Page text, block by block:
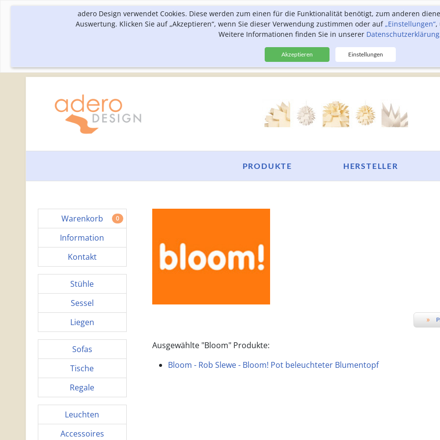
adero Design verwendet Cookies. Diese werden zum einen für die Funktionalität benötigt, zum anderen
Auswertung. Klicken Sie auf „Akzeptieren“, wenn Sie dieser Verwendung zustimmen oder auf„Einstellungen“,
Weitere Informationen finden Sie in unserer Datenschutzerklärung
Akzeptieren Einstellungen
HERSTELLER
PRODUKTE
Warenkorb 0
Information
Kontakt
Stühle
Sessel
Liegen
Sofas
Tische
Regale
Leuchten
Accessoires
»
Ausgewählte "Bloom" Produkte:
Bloom - Rob Slewe - Bloom! Pot beleuchteter Blumentopf